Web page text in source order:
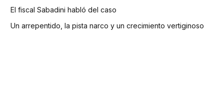
El fiscal Sabadini habló del caso
Un arrepentido, la pista narco y un crecimiento vertiginoso